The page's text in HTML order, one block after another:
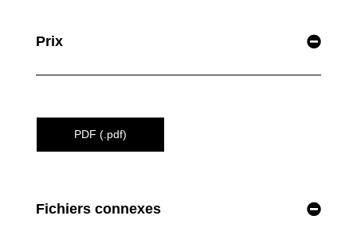
Prix
PDF (.pdf)
Fichiers connexes